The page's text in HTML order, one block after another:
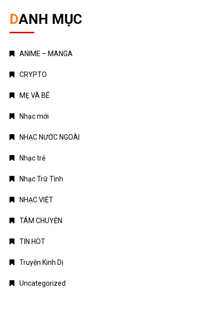
DANH MỤC
ANIME – MANGA
CRYPTO
MẸ VÀ BÉ
Nhạc mới
NHẠC NƯỚC NGOÀI
Nhạc trẻ
Nhạc Trữ Tình
NHẠC VIỆT
TÁM CHUYỆN
TIN HOT
Truyện Kinh Dị
Uncategorized